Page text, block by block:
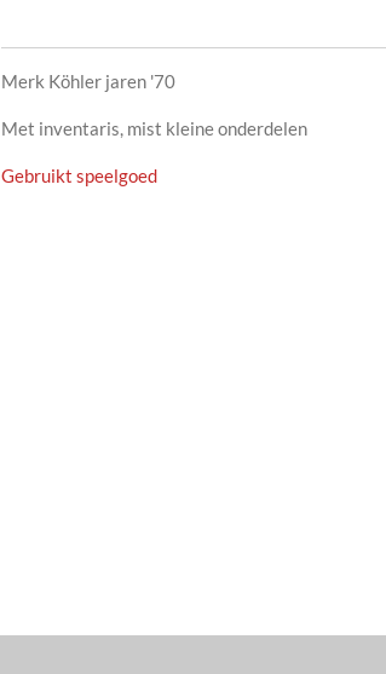
Merk Köhler jaren '70
Met inventaris, mist kleine onderdelen
Gebruikt speelgoed